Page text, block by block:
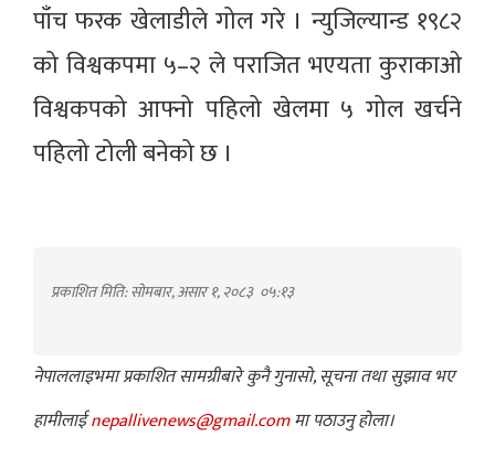
पाँच फरक खेलाडीले गोल गरे । न्युजिल्यान्ड १९८२
को विश्वकपमा ५–२ ले पराजित भएयता कुराकाओ
विश्वकपको आफ्नो पहिलो खेलमा ५ गोल खर्चने
पहिलो टोली बनेको छ ।
प्रकाशित मिति: सोमबार, असार १, २०८३ ०५:१३
नेपाललाइभमा प्रकाशित सामग्रीबारे कुनै गुनासो, सूचना तथा सुझाव भए
हामीलाईnepallivenews@gmail.comमा पठाउनु होला।